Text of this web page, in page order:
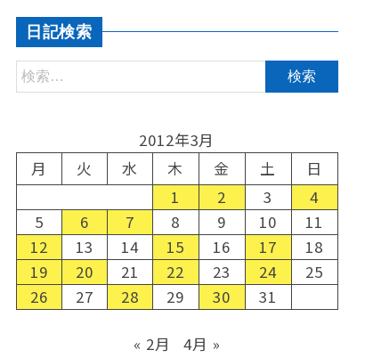
日記検索
2012年3月
月
火 水 木 金 土
日
1
2 3
4
5
6 7 8 9 10
11
12
13 14 15 16 17
18
19
20 21 22 23 24
25
26
27 28 29 30 31
« 2月 4月 »